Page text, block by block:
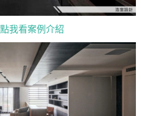
點我看案例介紹